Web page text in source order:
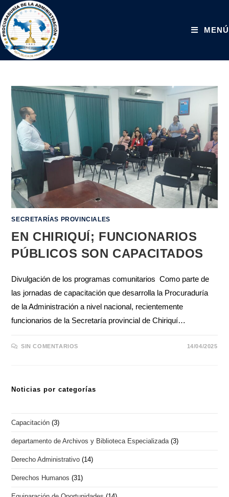
MENÚ
SECRETARÍAS PROVINCIALES
EN CHIRIQUÍ; FUNCIONARIOS
PÚBLICOS SON CAPACITADOS
Divulgación de los programas comunitarios Como parte de
las jornadas de capacitación que desarrolla la Procuraduría
de la Administración a nivel nacional, recientemente
funcionarios de la Secretaría provincial de Chiriquí…
SIN COMENTARIOS 14/04/2025
Noticias por categorías
Capacitación (3)
departamento de Archivos y Biblioteca Especializada (3)
Derecho Administrativo (14)
Derechos Humanos (31)